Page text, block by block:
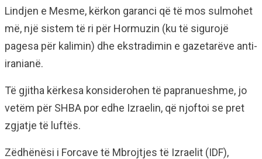
Lindjen e Mesme, kërkon garanci që të mos sulmohet
më, një sistem të ri për Hormuzin (ku të sigurojë
pagesa për kalimin) dhe ekstradimin e gazetarëve anti-
iranianë.
Të gjitha kërkesa konsiderohen të papranueshme, jo
vetëm për SHBA por edhe Izraelin, që njoftoi se pret
zgjatje të luftës.
Zëdhënësi i Forcave të Mbrojtjes të Izraelit (IDF),